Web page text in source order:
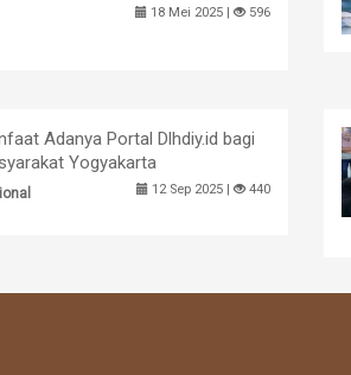
18 Mei 2025 | 596
Adanya Portal Dlhdiy.id bagi
Yogyakarta
12 Sep 2025 | 440